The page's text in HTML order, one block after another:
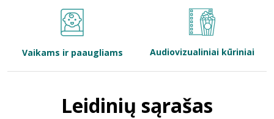
Bibliotekoms
Vaikams ir paaugliams Audiovizualiniai kūriniai
Leidinių sąrašas